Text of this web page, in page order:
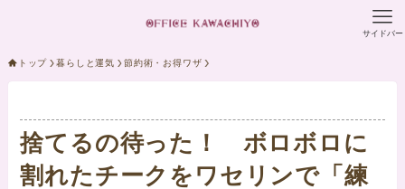
サイドバー
トップ 暮らしと運気 節約術・お得ワザ
捨てるの待った！ ボロボロに
割れたチークをワセリンで「練